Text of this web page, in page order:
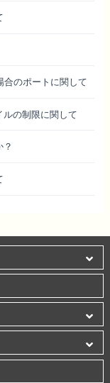
合のポートに関して
の制限に関して